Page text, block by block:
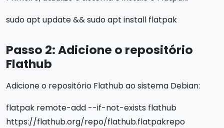
sudo apt update && sudo apt install flatpak
Passo 2: Adicione o repositório
Flathub
Adicione o repositório Flathub ao sistema Debian:
flatpak remote-add --if-not-exists flathub
https://flathub.org/repo/flathub.flatpakrepo